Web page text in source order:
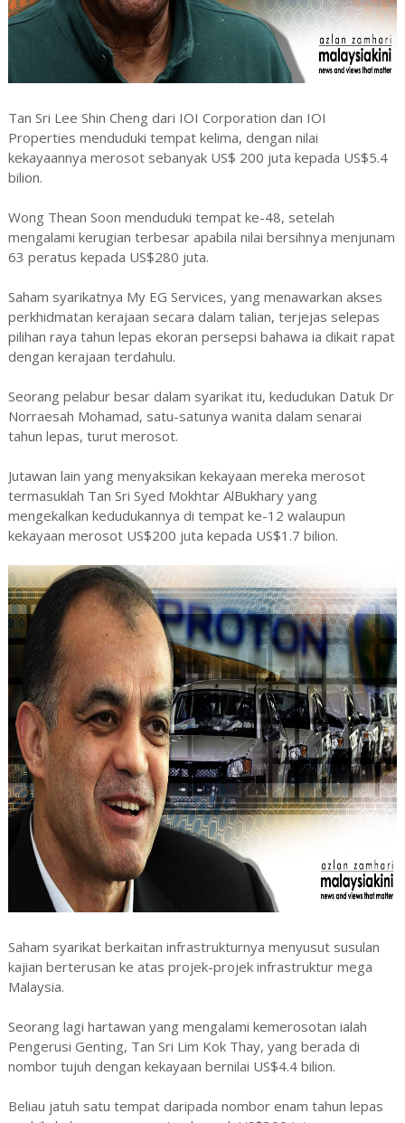
Tan Sri Lee Shin Cheng dari IOI Corporation dan IOI
Properties menduduki tempat kelima, dengan nilai
kekayaannya merosot sebanyak US$ 200 juta kepada US$5.4
bilion.
Wong Thean Soon menduduki tempat ke-48, setelah
mengalami kerugian terbesar apabila nilai bersihnya menjunam
63 peratus kepada US$280 juta.
Saham syarikatnya My EG Services, yang menawarkan akses
perkhidmatan kerajaan secara dalam talian, terjejas selepas
pilihan raya tahun lepas ekoran persepsi bahawa ia dikait rapat
dengan kerajaan terdahulu.
Seorang pelabur besar dalam syarikat itu, kedudukan Datuk Dr
Norraesah Mohamad, satu-satunya wanita dalam senarai
tahun lepas, turut merosot.
Jutawan lain yang menyaksikan kekayaan mereka merosot
termasuklah Tan Sri Syed Mokhtar AlBukhary yang
mengekalkan kedudukannya di tempat ke-12 walaupun
kekayaan merosot US$200 juta kepada US$1.7 bilion.
Saham syarikat berkaitan infrastrukturnya menyusut susulan
kajian berterusan ke atas projek-projek infrastruktur mega
Malaysia.
Seorang lagi hartawan yang mengalami kemerosotan ialah
Pengerusi Genting, Tan Sri Lim Kok Thay, yang berada di
nombor tujuh dengan kekayaan bernilai US$4.4 bilion.
Beliau jatuh satu tempat daripada nombor enam tahun lepas